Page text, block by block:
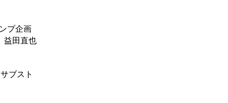
プ企画
益田直也
ブスト